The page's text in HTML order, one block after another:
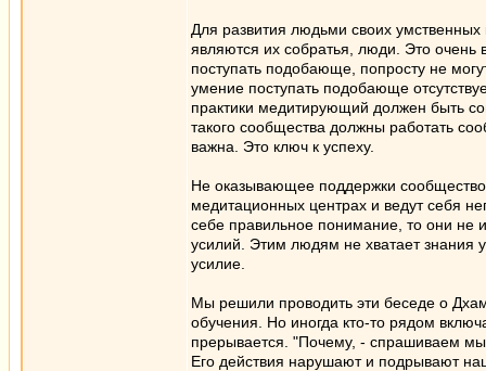
Для развития людьми своих
являются их собратья, люди. Это очень
поступать подобающе, попросту не
умение поступать подобающе
практики медитирующий должен быть
такого сообщества должны работать
важна. Это ключ к успеху.
Не оказывающее поддержки
медитационных центрах и ведут себя
себе правильное понимание, то они
усилий. Этим людям не хватает знания
усилие.
Мы решили проводить эти беседе о
обучения. Но иногда кто-то рядом
прерывается. "Почему, - спрашиваем
Его действия нарушают и подрывают